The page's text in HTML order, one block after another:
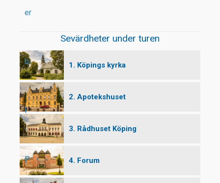
er
bi
l
P
Sevärdheter under turen
1. Köpings kyrka
2. Apotekshuset
3. Rådhuset Köping
4. Forum